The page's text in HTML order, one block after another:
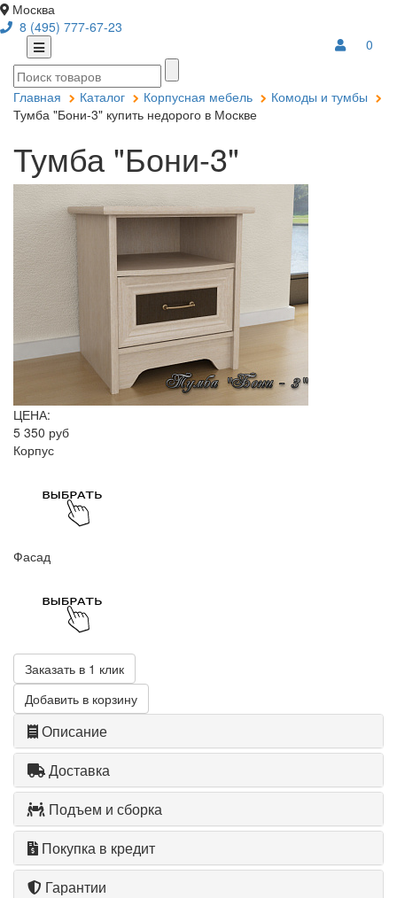
Москва
8 (495) 777-67-23
0
Главная Каталог Корпусная мебель
Комоды и тумбы
Тумба "Бони-3" купить недорого в Москве
Тумба "Бони-3"
ЦЕНА:
5 350 руб
Корпус
Фасад
Заказать в 1 клик
Добавить в корзину
Описание
Доставка
Подъем и сборка
Покупка в кредит
Гарантии